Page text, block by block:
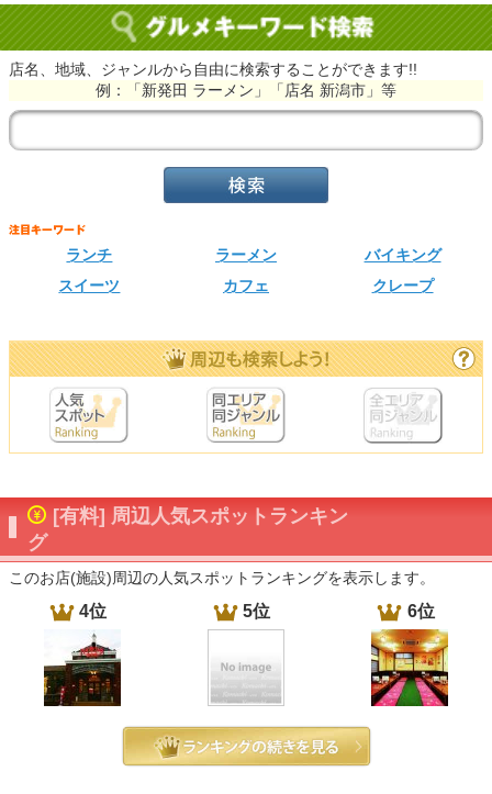
店名、地域、ジャンルから自由に検索することができます!!
例：「新発田 ラーメン」「店名 新潟市」等
ランチ ラーメン
バイキング
スイーツ
カフェ クレープ
[有料] 周辺人気スポットランキン
グ
このお店(施設)周辺の人気スポットランキングを表示します。
4位 5位 6位